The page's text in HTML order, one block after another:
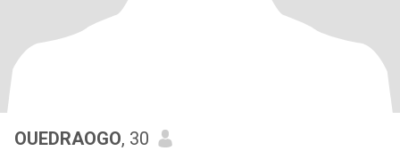
OUEDRAOGO, 30